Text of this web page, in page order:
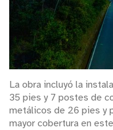
La obra incluyó la
35 pies y 7 postes de
metálicos de 26 pies y
mayor cobertura en